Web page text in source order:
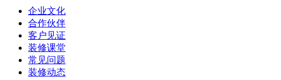
企业文化
合作伙伴
客户见证
装修课堂
常见问题
装修动态